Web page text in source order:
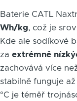
Baterie CATL
Wh/kg, což je
Kde ale sodíkové
za extrémně
zachovává více
stabilně funguje
°C je téměř